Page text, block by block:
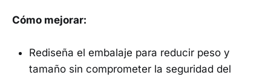
Cómo mejorar:
Rediseña el embalaje para reducir peso y
tamaño sin comprometer la seguridad del